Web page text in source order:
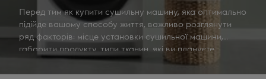
Перед тим як купити сушильну машину, яка оптимально
підійде вашому способу життя, важливо розглянути
ряд факторів: місце установки сушильної машини,
габарити продукту, типи тканин, які ви плануєте
сушити, кількість прасувань і завантажень на тиждень -
всі ці фактори впливають на вибір сушильної машини.